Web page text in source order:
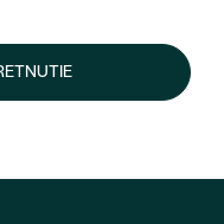
Možnosti doručenia